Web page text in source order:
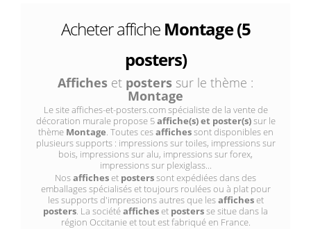
Acheter affiche Montage (5
posters)
Affiches et posters sur le thème :
Montage
Le site affiches-et-posters.com spécialiste de la vente de
décoration murale propose 5affiche(s) et poster(s)sur le
thème Montage. Toutes cesaffichessont disponibles en
plusieurs supports : impressions sur toiles, impressions sur
bois, impressions sur alu, impressions sur forex,
impressions sur plexiglass...
Nosafficheset posterssont expédiées dans des
emballages spécialisés et toujours roulées ou à plat pour
les supports d'impressions autres que lesafficheset
posters. La sociétéafficheset postersse situe dans la
région Occitanie et tout est fabriqué en France.